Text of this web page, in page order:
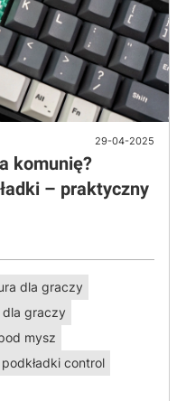
29-04-2025
komunię?
– praktyczny
dla graczy
dla graczy
mysz
podkładki control